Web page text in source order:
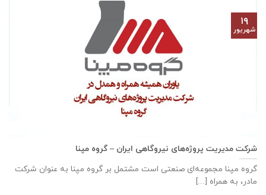
شرکت مدیریت پروژه‌های نیروگاهی ایران – گروه مپنا
گروه مپنا مجموعه‌ای صنعتى است مشتمل بر گروه مپنا به عنوان شرکت
مادر، به همراه [...]
۱۹
شهریور